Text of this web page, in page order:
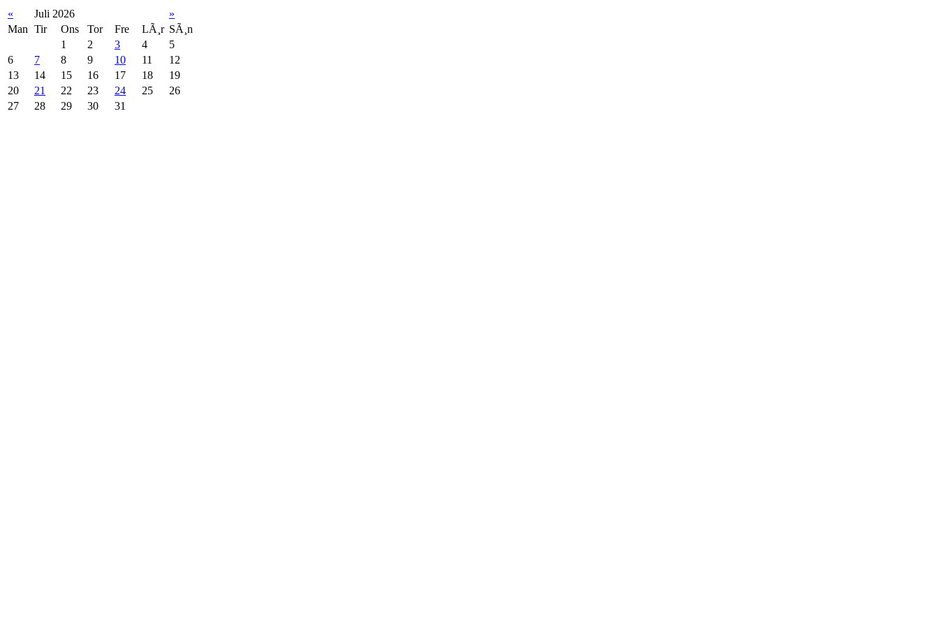
« Juli 2026
»
Man Tir Ons Tor Fre LÃ¸r SÃ¸n
1
2 3 4
5
6
7 8 9 10 11
12
13
14 15 16 17 18
19
20
21 22 23 24 25
26
27
28 29 30 31